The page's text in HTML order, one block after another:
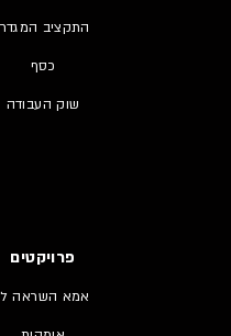
התקציב
כסף
שוק העבודה
פרויקטים
אמא השראה